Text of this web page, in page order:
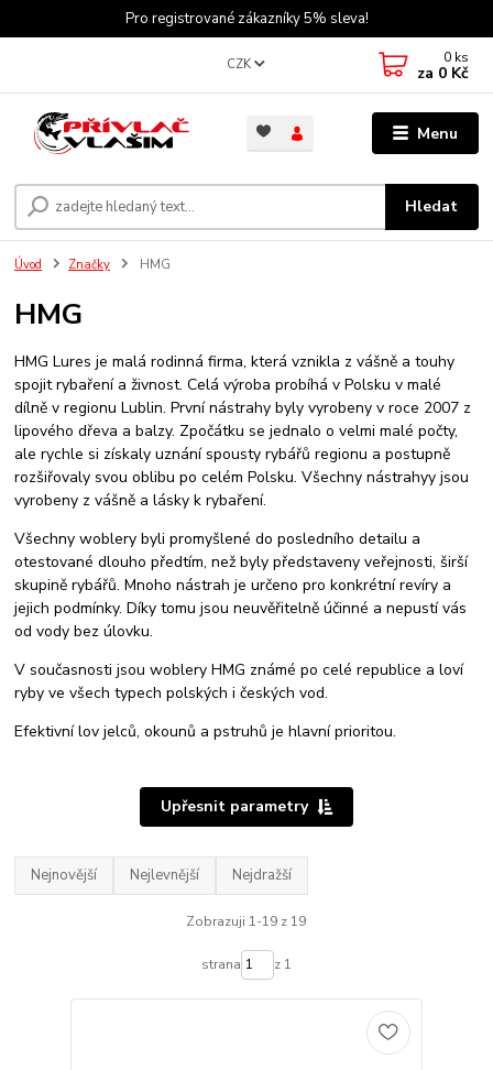
Pro registrované zákazníky 5% sleva!
Menu
CZK
Hledat
0 ks
za 0 Kč
Úvod Značky HMG
HMG
HMG Lures je malá rodinná firma, která vznikla z vášně a touhy
spojit rybaření a živnost. Celá výroba probíhá v Polsku v malé
dílně v regionu Lublin. První nástrahy byly vyrobeny v roce 2007 z
lipového dřeva a balzy. Zpočátku se jednalo o velmi malé počty,
ale rychle si získaly uznání spousty rybářů regionu a postupně
rozšiřovaly svou oblibu po celém Polsku. Všechny nástrahyy jsou
vyrobeny z vášně a lásky k rybaření.
Všechny woblery byli promyšlené do posledního detailu a
otestované dlouho předtím, než byly představeny veřejnosti, širší
skupině rybářů. Mnoho nástrah je určeno pro konkrétní revíry a
jejich podmínky. Díky tomu jsou neuvěřitelně účinné a nepustí vás
od vody bez úlovku.
V současnosti jsou woblery HMG známé po celé republice a loví
ryby ve všech typech polských i českých vod.
Efektivní lov jelců, okounů a pstruhů je hlavní prioritou.
Upřesnit parametry
Nejnovější Nejlevnější Nejdražší
Zobrazuji 1-19 z 19
strana z 1